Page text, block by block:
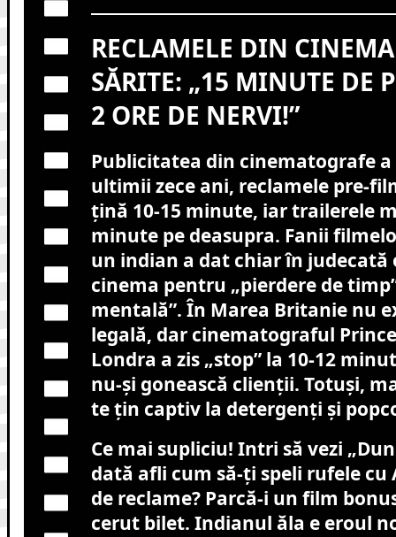
RECLAMELE DIN
SĂRITE: „15 MINUTE DE
2 ORE DE NERVI!”
Publicitatea din cinematografe
ultimii zece ani, reclamele pre-
țină 10-15 minute, iar trailerele
minute pe deasupra. Fanii
un indian a dat chiar în judecată
cinema pentru „pierdere de
mentală”. În Marea Britanie nu
legală, dar cinematograful
Londra a zis „stop” la 10-12
nu-și gonească clienții. Totuși,
te țin captiv la detergenți și
Ce mai supliciu! Intri să vezi
dată afli cum să-ți speli rufele cu
de reclame? Parcă-i un film
cerut bilet. Indianul ăla e eroul